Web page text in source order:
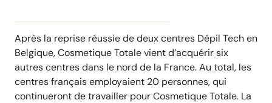
Après la reprise réussie de deux centres Dépil Tech en
Belgique, Cosmetique Totale vient d’acquérir six
autres centres dans le nord de la France. Au total, les
centres français employaient 20 personnes, qui
continueront de travailler pour Cosmetique Totale. La